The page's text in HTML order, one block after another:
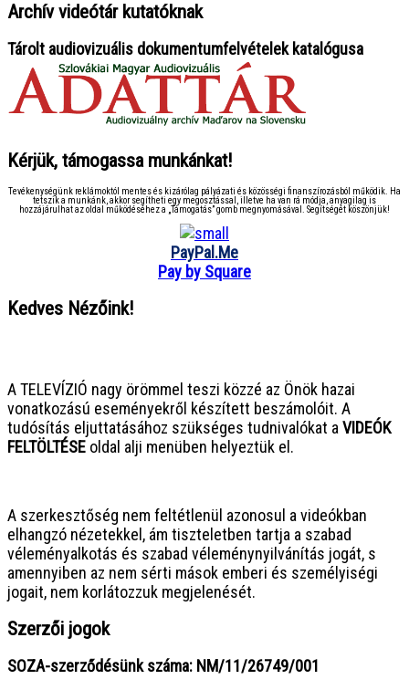
Archív videótár kutatóknak
Tárolt audiovizuális dokumentumfelvételek katalógusa
Kérjük, támogassa munkánkat!
Tevékenységünk reklámoktól mentes és kizárólag pályázati és közösségi finanszírozásból működik. Ha
tetszik a munkánk, akkor segítheti egy megosztással, illetve ha van rá módja, anyagilag is
hozzájárulhat az oldal működéséhez a „Támogatás” gomb megnyomásával. Segítségét köszönjük!
PayPal.Me
Pay by Square
Kedves Nézőink!
A TELEVÍZIÓ nagy örömmel teszi közzé az Önök hazai
vonatkozású eseményekről készített beszámolóit. A
tudósítás eljuttatásához szükséges tudnivalókat a VIDEÓK
FELTÖLTÉSE oldal alji menüben helyeztük el.
A szerkesztőség nem feltétlenül azonosul a videókban
elhangzó nézetekkel, ám tiszteletben tartja a szabad
véleményalkotás és szabad véleménynyilvánítás jogát, s
amennyiben az nem sérti mások emberi és személyiségi
jogait, nem korlátozzuk megjelenését.
Szerzői jogok
SOZA-szerződésünk száma: NM/11/26749/001